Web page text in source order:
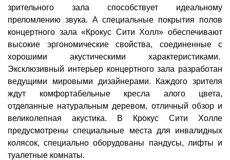
зрительного зала способствует идеальному
преломлению звука. А специальные покрытия полов
концертного зала «Крокус Сити Холл» обеспечивают
высокие эргономические свойства, соединенные с
хорошими акустическими характеристиками.
Эксклюзивный интерьер концертного зала разработан
ведущими мировыми дизайнерами. Каждого зрителя
ждут комфортабельные кресла алого цвета,
отделанные натуральным деревом, отличный обзор и
великолепная акустика. В Крокус Сити Холле
предусмотрены специальные места для инвалидных
колясок, специально оборудованы пандусы, лифты и
туалетные комнаты.